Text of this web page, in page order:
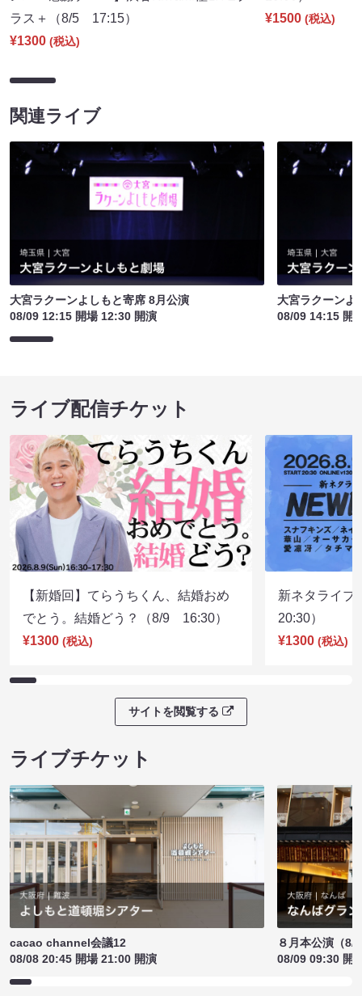
ラス＋（8/5 17:15）
¥1300 (税込)
¥1500 (税込)
関連ライブ
大宮ラクーンよしもと寄席 8月公演
08/09 12:15 開場 12:30 開演
大宮ラクーンよ
08/09 14:15 開
ライブ配信チケット
【新婚回】てらうちくん、結婚おめ
でとう。結婚どう？（8/9 16:30）
¥1300 (税込)
新ネタライ
20:30）
¥1300 (税込)
サイトを閲覧する
ライブチケット
cacao channel会議12
08/08 20:45 開場 21:00 開演
８月本公演（8/
08/09 09:30 開